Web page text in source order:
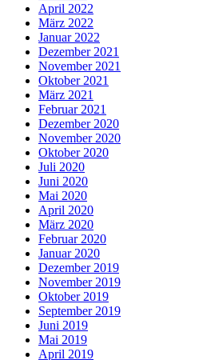
April 2022
März 2022
Januar 2022
Dezember 2021
November 2021
Oktober 2021
März 2021
Februar 2021
Dezember 2020
November 2020
Oktober 2020
Juli 2020
Juni 2020
Mai 2020
April 2020
März 2020
Februar 2020
Januar 2020
Dezember 2019
November 2019
Oktober 2019
September 2019
Juni 2019
Mai 2019
April 2019